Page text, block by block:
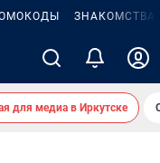
ЗНАКОМСТВА
для медиа в Иркутске